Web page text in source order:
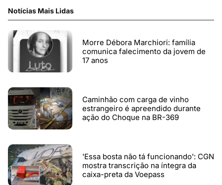
Notícias Mais Lidas
Morre Débora Marchiori: família
comunica falecimento da jovem de
17 anos
Caminhão com carga de vinho
estrangeiro é apreendido durante
ação do Choque na BR-369
'Essa bosta não tá funcionando': CGN
mostra transcrição na íntegra da
caixa-preta da Voepass